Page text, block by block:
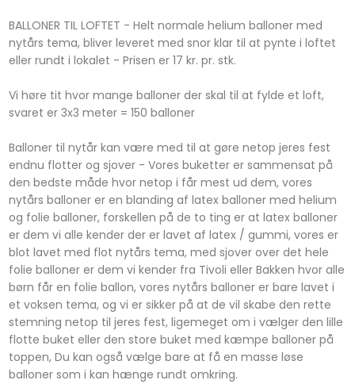
BALLONER TIL LOFTET - Helt normale helium balloner med
nytårs tema, bliver leveret med snor klar til at pynte i loftet
eller rundt i lokalet - Prisen er 17 kr. pr. stk.
Vi høre tit hvor mange balloner der skal til at fylde et loft,
svaret er 3x3 meter = 150 balloner
Balloner til nytår kan være med til at gøre netop jeres fest
endnu flotter og sjover - Vores buketter er sammensat på
den bedste måde hvor netop i får mest ud dem, vores
nytårs balloner er en blanding af latex balloner med helium
og folie balloner, forskellen på de to ting er at latex balloner
er dem vi alle kender der er lavet af latex / gummi, vores er
blot lavet med flot nytårs tema, med sjover over det hele
folie balloner er dem vi kender fra Tivoli eller Bakken hvor alle
børn får en folie ballon, vores nytårs balloner er bare lavet i
et voksen tema, og vi er sikker på at de vil skabe den rette
stemning netop til jeres fest, ligemeget om i vælger den lille
flotte buket eller den store buket med kæmpe balloner på
toppen, Du kan også vælge bare at få en masse løse
balloner som i kan hænge rundt omkring.